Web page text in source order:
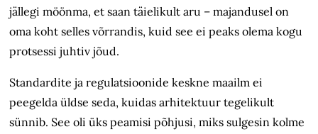
jällegi möönma, et saan täielikult aru – majandusel on
oma koht selles võrrandis, kuid see ei peaks olema kogu
protsessi juhtiv jõud.
Standardite ja regulatsioonide keskne maailm ei
peegelda üldse seda, kuidas arhitektuur tegelikult
sünnib. See oli üks peamisi põhjusi, miks sulgesin kolme